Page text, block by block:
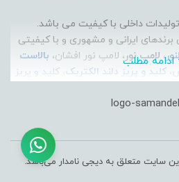
داخلی با کیفیت می باشد.
ایرانی و مشهوری و با کیفیتی
، لامپ نور ، لامپ نور افشان، بالاست
کلید و پریز دلند الکتریک کلید و پریز
سیم و کابل پرتو الکتریک، سیم و
برندها رو به صورت آنلاین تهیه کنید
برای پاسخ به سوالات و مشکلات شما
ادامه مطلب
سایت متعلق به دیجی نامدار می‌باشد.